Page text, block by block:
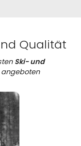
Qualität
Ski- und